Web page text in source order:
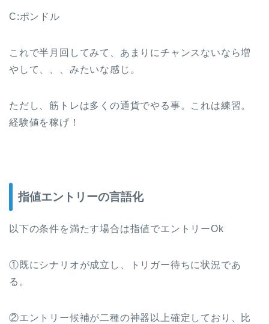
C:ポンドル
これで半月回してみて、あまりにチャンスないなら増
やして、、、みたいな感じ。
ただし、筋トレは多くの通貨でやる事。これは練習。
経験値を稼げ！
指値エントリーの言語化
以下の条件を満たす場合は指値でエントリーOk
①既にシナリオが成立し、トリガー待ちに状況であ
る。
②エントリー候補が二種の神器以上確定しており、比